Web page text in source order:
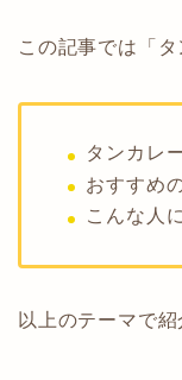
この記事では「タ
タンカレ
おすすめ
こんな人
以上のテーマで紹